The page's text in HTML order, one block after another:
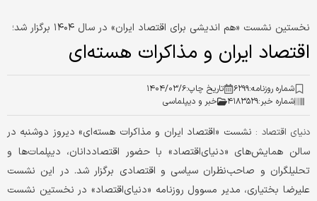
نخستین نشست «هم ‎اندیشی برای اقتصاد ایران» در سال ۱۴۰۴ برگزار شد؛
اقتصاد ایران و مذاکرات هسته‌ای
شماره روزنامه:۶۲۹۹ تاریخ چاپ:۱۴۰۴/۰۳/۶
شماره خبر:۴۱۸۳۵۲۹ خبر و دیپلماسی
دنیای اقتصاد : نشست «اقتصاد ایران و مذاکرات هسته‌ای» دیروز دوشنبه در
سالن همایش‌های «دنیای‌اقتصاد» با حضور اقتصاددانان، دیپلمات‌ها و
تحلیلگران و صاحب‌نظران سیاسی و اقتصادی برگزار شد. در این نشست
علیرضا بختیاری، مدیر مسوول روزنامه «دنیای‌اقتصاد» در نخستین نشست